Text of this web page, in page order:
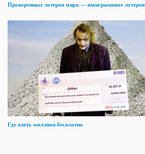
Проверенные лотереи мира — выигрышные лотереи
Где взять миллион бесплатно